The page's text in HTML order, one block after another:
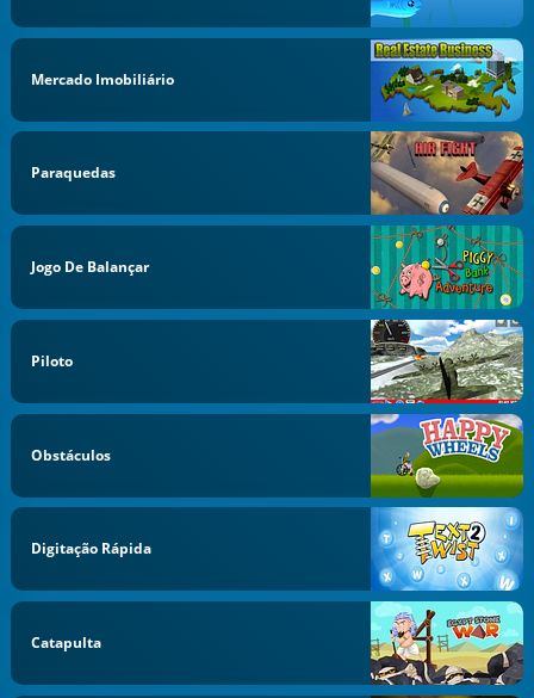
Mercado Imobiliário
Paraquedas
Jogo De Balançar
Piloto
Obstáculos
Digitação Rápida
Catapulta